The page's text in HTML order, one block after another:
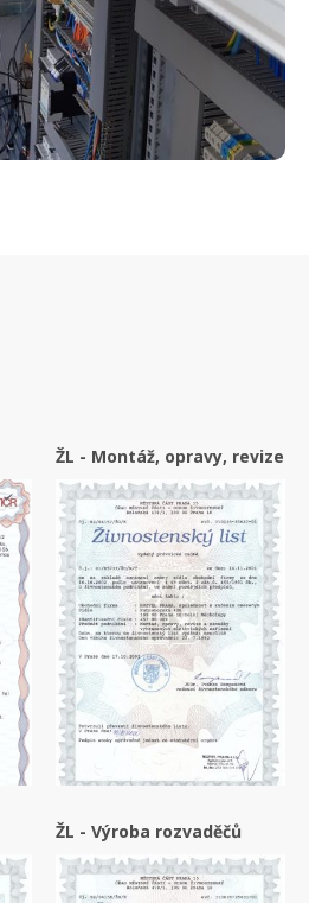
ŽL - Montáž, opravy, revize
ŽL - Výroba rozvaděčů